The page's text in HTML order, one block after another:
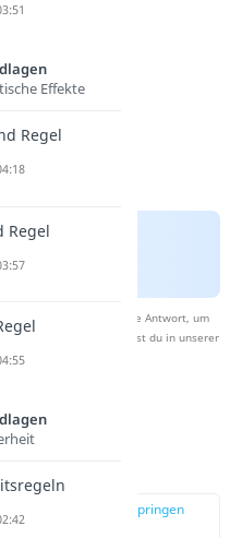
speichern wir deine Antwort, um
Mehr dazu erfährst du in unserer
Datenschutzerklärung
zur Stelle im Video springen
(01:54)
Effekte
Regel
Regel